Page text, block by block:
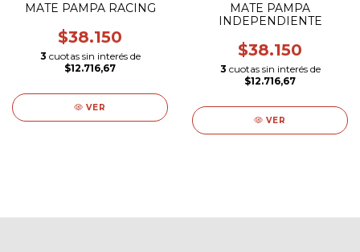
MATE PAMPA RACING
$38.150
3 cuotas sin interés de
$12.716,67
VER
MATE PAMPA
INDEPENDIENTE
$38.150
3 cuotas sin interés de
$12.716,67
VER